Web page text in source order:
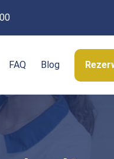
FAQ Blog